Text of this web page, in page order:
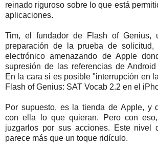
reinado riguroso sobre lo que está
aplicaciones.
Tim, el fundador de Flash of Genius,
preparación de la prueba de solicitud,
electrónico amenazando de Apple
supresión de las referencias de
En la cara si es posible "interrupción en
Flash of Genius: SAT Vocab 2.2 en el
Por supuesto, es la tienda de Apple, y
con ella lo que quieran. Pero con
juzgarlos por sus acciones. Este nivel
parece más que un toque ridículo.